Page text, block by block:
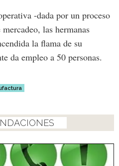
-dada por un proceso
las hermanas
la flama de su
da empleo a 50 personas.